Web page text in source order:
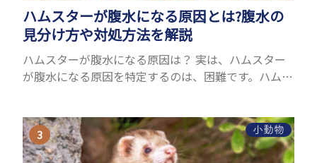
ハムスターが腹水になる原因とは?腹水の
見分け方や対処方法を解説
ハムスターが腹水になる原因は？ 実は、ハムスター
が腹水になる原因を特定するのは、困難です。ハムス
理由はさま...
小動物